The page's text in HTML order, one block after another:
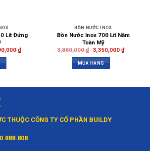
Lít Đứng
₫
BỒN NƯỚC INOX
Bồn Nước Inox 700 Lít Nằm
Toàn Mỹ
3,880,000₫ 3,350,000 ₫
MUA HÀNG
THUỘC CÔNG TY CỔ PHẦN BUILDY